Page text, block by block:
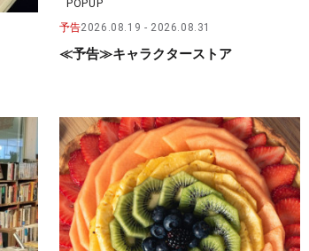
POPUP
予告2026.08.19 2026.08.31
≪予告≫キャラクターストア